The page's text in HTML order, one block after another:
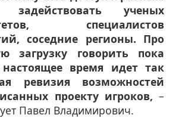
задействовать ученых
специалистов
соседние регионы. Про
загрузку говорить пока
время идет так
ревизия возможностей
проекту игроков, –
Павел Владимирович.